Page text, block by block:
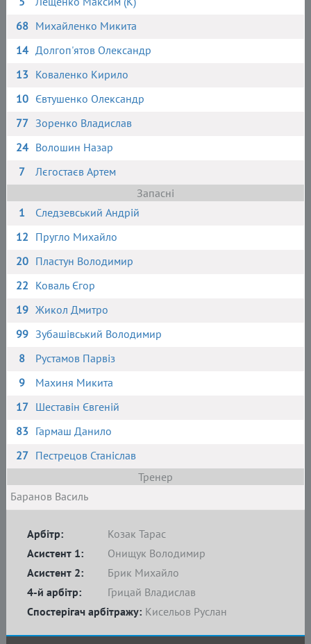
68 Михайленко Микита
14 Долгоп'ятов Олександр
13 Коваленко Кирило
10 Євтушенко Олександр
77 Зоренко Владислав
24 Волошин Назар
7
Лєгостаєв Артем
Запасні
1
Следзевський Андрій
12 Пругло Михайло
20 Пластун Володимир
22 Коваль Єгор
19 Жикол Дмитро
99 Зубашівський Володимир
8
Рустамов Парвіз
9
Махиня Микита
17 Шеставін Євгеній
83 Гармаш Данило
27 Пестрецов Станіслав
Тренер
Баранов Василь
Арбітр:
Козак Тарас
Асистент 1:
Онищук Володимир
Асистент 2:
Брик Михайло
4-й арбітр:
Грицай Владислав
Спостерігач арбітражу: Кисельов Руслан